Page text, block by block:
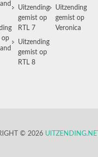
op
Uitzending
gemist op
RTL 7
Uitzending
gemist op
RTL 8
Uitzending
gemist op
Veronica
© 2026 UITZENDING.NET